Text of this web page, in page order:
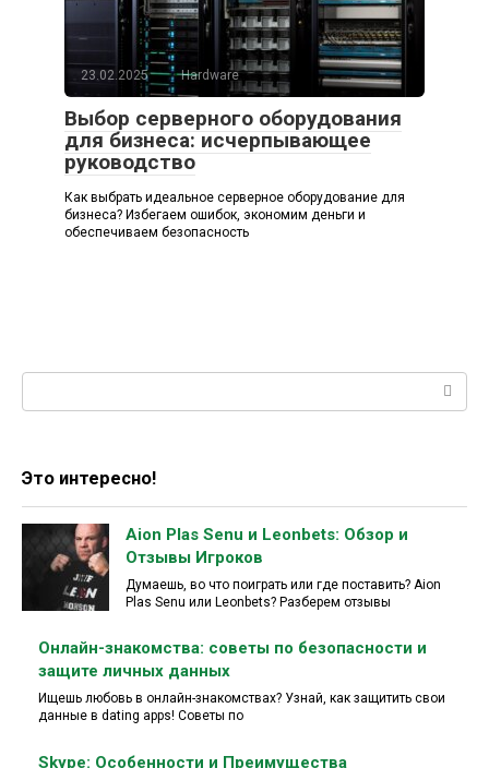
23.02.2025 Hardware
Выбор серверного оборудования
для бизнеса: исчерпывающее
руководство
Как выбрать идеальное серверное оборудование для
бизнеса? Избегаем ошибок, экономим деньги и
обеспечиваем безопасность
Это интересно!
Aion Plas Senu и Leonbets: Обзор и
Отзывы Игроков
Думаешь, во что поиграть или где поставить? Aion
Plas Senu или Leonbets? Разберем отзывы
Онлайн-знакомства: советы по безопасности и
защите личных данных
Ищешь любовь в онлайн-знакомствах? Узнай, как защитить свои
данные в dating apps! Советы по
Skype: Особенности и Преимущества